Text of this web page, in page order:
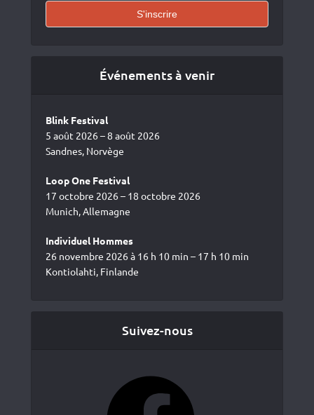
Événements à venir
Blink Festival
5 août 2026 – 8 août 2026
Sandnes, Norvège
Loop One Festival
17 octobre 2026 – 18 octobre 2026
Munich, Allemagne
Individuel Hommes
26 novembre 2026 à 16 h 10 min – 17 h 10 min
Kontiolahti, Finlande
Suivez-nous